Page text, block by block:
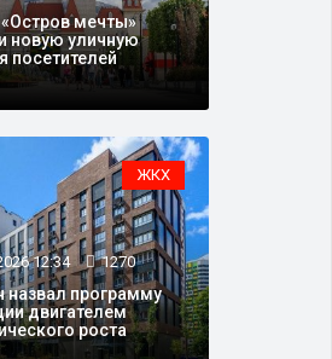
04.05.2025 14:34
Обзорные
Большой
мечты»
новую уличную
посетителей
ЖКХ
12:34 1270
назвал программу
двигателем
роста